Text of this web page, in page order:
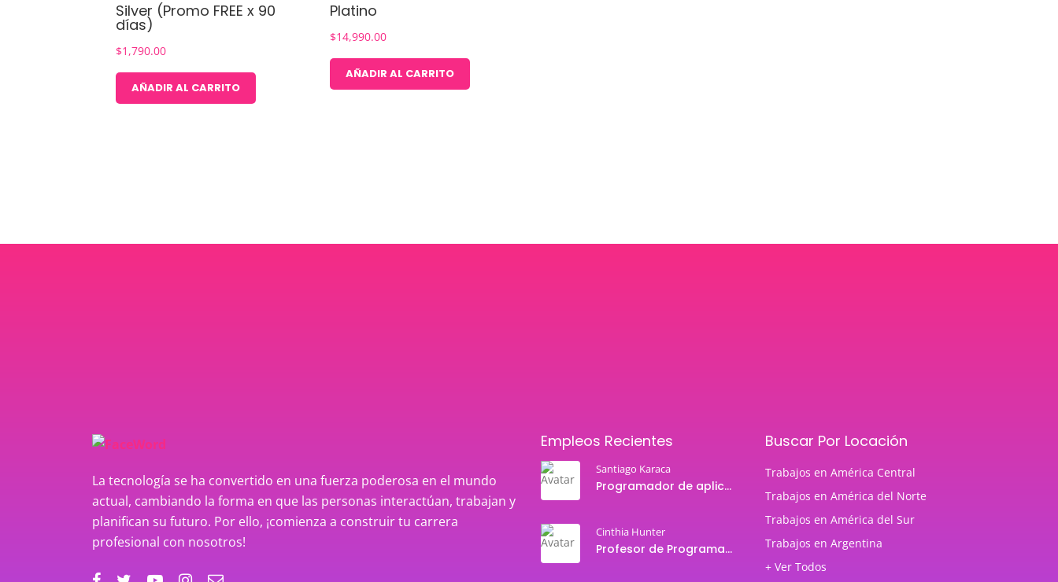
Silver (Promo FREE x 90
días)
$1,790.00
AÑADIR AL CARRITO
Platino
$14,990.00
AÑADIR AL CARRITO
La tecnología se ha convertido en una fuerza poderosa en el mundo
actual, cambiando la forma en que las personas interactúan, trabajan y
planifican su futuro. Por ello, ¡comienza a construir tu carrera
profesional con nosotros!
Empleos Recientes
Santiago Karaca
Programador de aplicaciones Android
Cinthia Hunter
Profesor de Programación Java
Buscar Por Locación
Trabajos en América Central
Trabajos en América del Norte
Trabajos en América del Sur
Trabajos en Argentina
+ Ver Todos